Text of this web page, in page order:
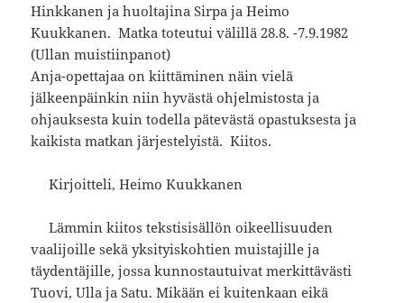
Hinkkanen ja huoltajina Sirpa ja Heimo
Kuukkanen. Matka toteutui välillä 28.8. -7.9.1982
(Ullan muistiinpanot)
Anja-opettajaa on kiittäminen näin vielä
jälkeenpäinkin niin hyvästä ohjelmistosta ja
ohjauksesta kuin todella pätevästä opastuksesta ja
kaikista matkan järjestelyistä. Kiitos.
Kirjoitteli, Heimo Kuukkanen
Lämmin kiitos tekstisisällön oikeellisuuden
vaalijoille sekä yksityiskohtien muistajille ja
täydentäjille, jossa kunnostautuivat merkittävästi
Tuovi, Ulla ja Satu. Mikään ei kuitenkaan eikä